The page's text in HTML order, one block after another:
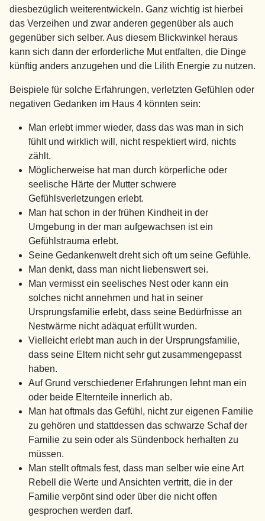
diesbezüglich weiterentwickeln. Ganz wichtig ist hierbei
das Verzeihen und zwar anderen gegenüber als auch
gegenüber sich selber. Aus diesem Blickwinkel heraus
kann sich dann der erforderliche Mut entfalten, die Dinge
künftig anders anzugehen und die Lilith Energie zu nutzen.
Beispiele für solche Erfahrungen, verletzten Gefühlen oder
negativen Gedanken im Haus 4 könnten sein:
Man erlebt immer wieder, dass das was man in sich
fühlt und wirklich will, nicht respektiert wird, nichts
zählt.
Möglicherweise hat man durch körperliche oder
seelische Härte der Mutter schwere
Gefühlsverletzungen erlebt.
Man hat schon in der frühen Kindheit in der
Umgebung in der man aufgewachsen ist ein
Gefühlstrauma erlebt.
Seine Gedankenwelt dreht sich oft um seine Gefühle.
Man denkt, dass man nicht liebenswert sei.
Man vermisst ein seelisches Nest oder kann ein
solches nicht annehmen und hat in seiner
Ursprungsfamilie erlebt, dass seine Bedürfnisse an
Nestwärme nicht adäquat erfüllt wurden.
Vielleicht erlebt man auch in der Ursprungsfamilie,
dass seine Eltern nicht sehr gut zusammengepasst
haben.
Auf Grund verschiedener Erfahrungen lehnt man ein
oder beide Elternteile innerlich ab.
Man hat oftmals das Gefühl, nicht zur eigenen Familie
zu gehören und stattdessen das schwarze Schaf der
Familie zu sein oder als Sündenbock herhalten zu
müssen.
Man stellt oftmals fest, dass man selber wie eine Art
Rebell die Werte und Ansichten vertritt, die in der
Familie verpönt sind oder über die nicht offen
gesprochen werden darf.